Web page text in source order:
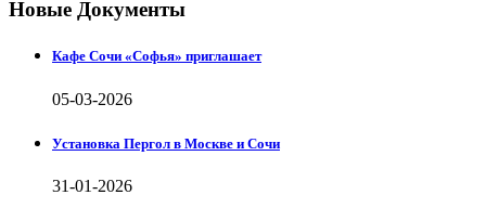
Новые Документы
Кафе Сочи «Софья» приглашает
05-03-2026
Установка Пергол в Москве и Сочи
31-01-2026